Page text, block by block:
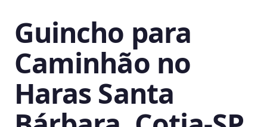
Guincho para
Caminhão no
Haras Santa